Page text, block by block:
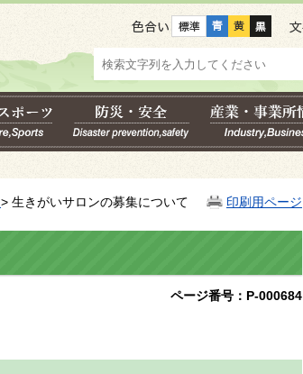
色合い
印刷用ページ
> 生きがいサロンの募集について
ページ番号：P-000684